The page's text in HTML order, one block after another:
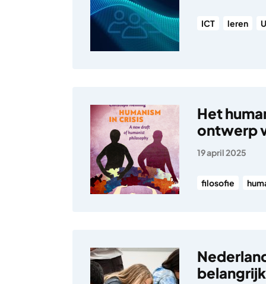
ICT leren
Het
ontwerp
19 april 2025
filosofie